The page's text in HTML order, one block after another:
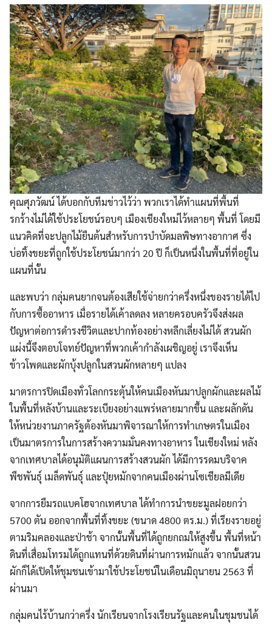
Search
for:
Search
คุณศุภวัฒน์ ได้บอกกับทีมข่าวไว้ว่า พวกเราได้ทำแผนที่พื้นที่
รกร้างไม่ได้ใช้ประโยชน์รอบๆ เมืองเชียงใหม่ไว้หลายๆ พื้นที่ โดยมี
แนวคิดที่จะปลูกไม้ยืนต้นสำหรับการบำบัดมลพิษทางอากาศ ซึ่ง
บ่อทิ้งขยะที่ถูกใช้ประโยชน์มากว่า 20 ปี ก็เป็นหนึ่งในพื้นที่ที่อยู่ใน
แผนที่นั้น
­และพบว่า กลุ่มคนยากจนต้องเสียใช้จ่ายกว่าครึ่งหนึ่งของรายได้ไป
กับการซื้ออาหาร เมื่อรายได้เค้าลดลง หลายครอบครัวจึงส่งผล
ปัญหาต่อการดำรงชีวิตและปากท้องอย่างหลีกเลี่ยงไม่ได้ สวนผัก
แผ่งนี้จึงตอบโจทย์ปัญหาที่พวกเค้ากำลังเผชิญอยู่ เราจึงเห็น
ข้าวโพดและผักบุ้งปลูกในสวนผักหลายๆ แปลง
มาตรการปิดเมืองทั่วโลกกระตุ้นให้คนเมืองหันมาปลูกผักและผลไม้
ในพื้นที่หลังบ้านและระเบียงอย่างแพร่หลายมากขึ้น และผลักดัน
ให้หน่วยงานภาครัฐต้องหันมาพิจารณาให้การทำเกษตรในเมือง
เป็นมาตรการในการสร้างความมั่นคงทางอาหาร ในเชียงใหม่ หลัง
จากเทศบาลได้อนุมัติแผนการสร้างสวนผัก ได้มีการรดมบริจาค
พืชพันธุ์ เมล็ดพันธุ์ และปุ๋ยหมักจากคนเมืองผ่านโซเชียลมีเดีย
จากการยืมรถแบคโฮจากเทศบาล ได้ทำการนำขยะมูลฝอยกว่า
5700 ตัน ออกจากพื้นที่ทิ้งขยะ (ขนาด 4800 ตร.ม.) ที่เรียงรายอยู่
ตามริมคลองและป่าช้า จากนั้นพื้นที่ได้ถูกยกถมให้สูงขึ้น พื้นที่หน้า
ดินที่เสื่อมโทรมได้ถูกแทนที่ด้วยดินที่ผ่านการหมักแล้ว จากนั้นสวน
ผักก็ได้เปิดให้ชุมชนเข้ามาใช้ประโยชน์ในเดือนมิถุนายน 2563 ที่
ผ่านมา
กลุ่มคนไร้บ้านกว่าครึ่ง นักเรียนจากโรงเรียนรัฐและคนในชุมชนได้